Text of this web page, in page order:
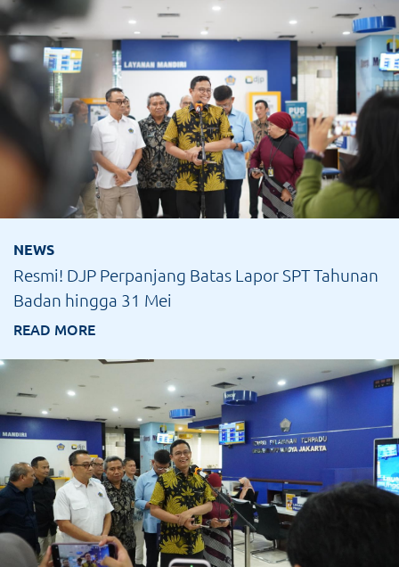
NEWS
Resmi! DJP Perpanjang Batas Lapor SPT Tahunan
Badan hingga 31 Mei
READ MORE